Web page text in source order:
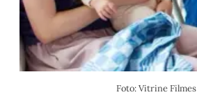
Foto: Vitrine Filmes